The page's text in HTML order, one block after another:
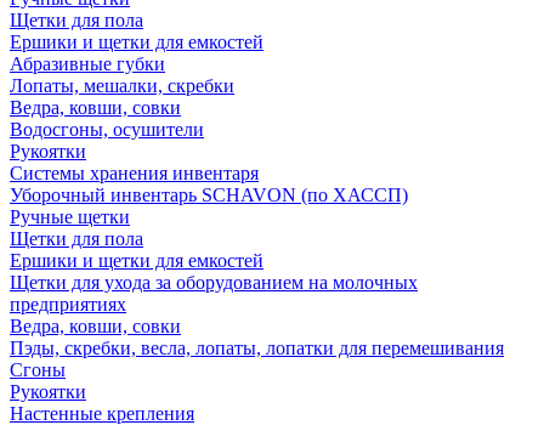
Щетки для пола
Ершики и щетки для емкостей
Абразивные губки
Лопаты, мешалки, скребки
Ведра, ковши, совки
Водосгоны, осушители
Рукоятки
Системы хранения инвентаря
Уборочный инвентарь SCHAVON (по ХАССП)
Ручные щетки
Щетки для пола
Ершики и щетки для емкостей
Щетки для ухода за оборудованием на молочных
предприятиях
Ведра, ковши, совки
Пэды, скребки, весла, лопаты, лопатки для перемешивания
Сгоны
Рукоятки
Настенные крепления